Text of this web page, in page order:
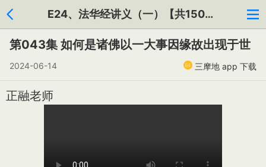
E24、法华经讲义（一）【共150集】
第043集 如何是诸佛以一大事因缘故出现于世
2024-06-14 三摩地 app 下载
正融老师